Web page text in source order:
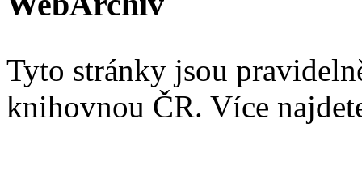
Tyto stránky jsou
knihovnou ČR. Více